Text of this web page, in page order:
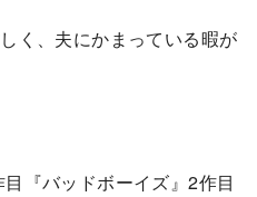
く、夫にかまっている暇が
『バッドボーイズ』2作目